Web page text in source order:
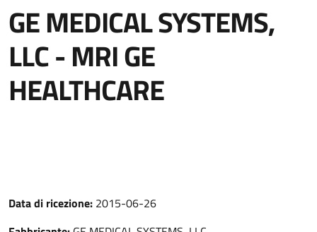
GE MEDICAL SYSTEMS,
LLC - MRI GE
HEALTHCARE
Data di ricezione: 2015-06-26